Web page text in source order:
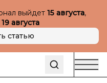
выйдет 15 августа,
19 августа
статью